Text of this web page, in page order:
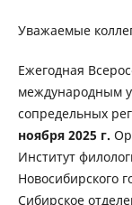
Уважаемые
Ежегодная
международным
сопредельных
ноября 2025 г.
Институт
Новосибирского
Сибирское